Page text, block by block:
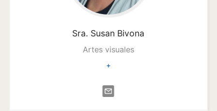
Sra. Susan Bivona
Artes visuales
+